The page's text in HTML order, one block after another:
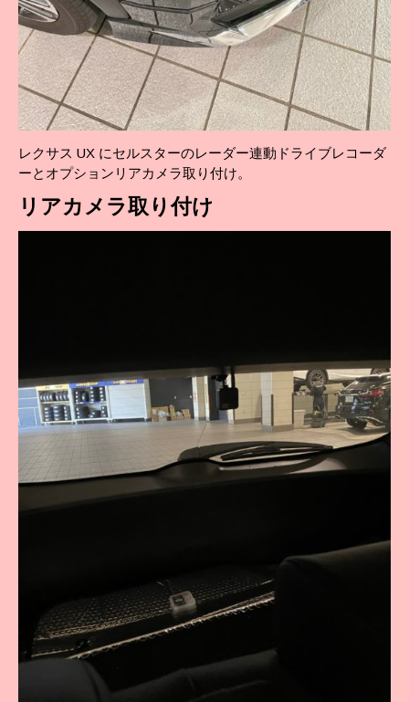
レクサス UX にセルスターのレーダー連動ドライブレコーダ
ーとオプションリアカメラ取り付け。
リアカメラ取り付け